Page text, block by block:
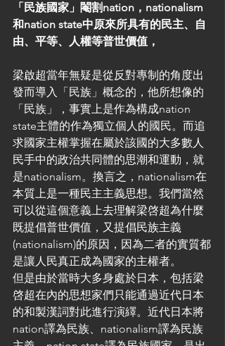
「民族國家」閹割nation，nationalism
和nation state中原來所具有的民主、自
由、平等、人權等普世價值，
梁啟超當年無疑是從反對專制的角度出
發而導入「民族」概念的，他所想像的
「民族」，事實上是作為構成nation
state主體的作為獨立個人的國民。而追
求國家主權掌握在屬於該國的大多數人
民手中的政治共同體的思潮和運動，就
是nationalism。換言之，nationalism在
本質上是一種民主主義思想。我們當然
可以從這個意義上去理解梁啓超為什麼
既提倡普世價值，又提倡民族主義
(nationalism)的原因，因為二者的實質都
是讓人民真正成為國家的主權者。
但是由於當時大多身處於日本，包括梁
啓超在內的思想家們只能通過近代日本
的和製漢詞對此進行演繹。近代日本將
nation譯為民族、nationalism譯為民族